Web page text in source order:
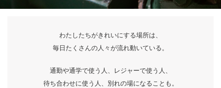
わたしたちがきれいにする場所は、
毎日たくさんの人々が流れ動いている。
通勤や通学で使う人、レジャーで使う人、
待ち合わせに使う人、別れの場になることも。